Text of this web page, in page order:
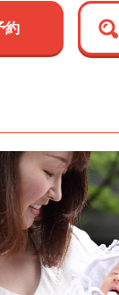
約